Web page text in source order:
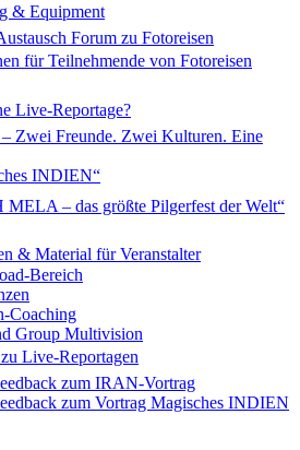
& Equipment
Forum zu Fotoreisen
für Teilnehmende von Fotoreisen
Live-Reportage?
Freunde. Zwei Kulturen. Eine
INDIEN“
– das größte Pilgerfest der Welt“
& Material für Veranstalter
Bereich
Coaching
Group Multivision
Live-Reportagen
zum IRAN-Vortrag
zum Vortrag Magisches INDIEN